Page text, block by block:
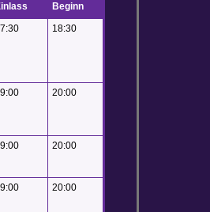
Beginn
18:30
20:00
20:00
20:00